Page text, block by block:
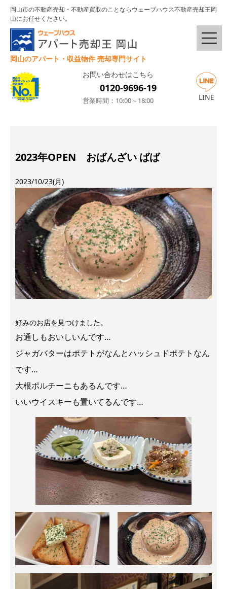
岡山市の不動産売却・不動産買取のことならウェーブハウス不動産売却王岡
山にお任せください。
岡山のアパート・収益物件 売却専門サイト
お問い合わせはこちら
0120-9696-19
営業時間：10:00～18:00 LINE
2023年OPEN おばんざい ばば
2023/10/23(月)
好みのお店を見つけました。
お通しもおいしいんです…
ジャガバターはポテトがなんとハッシュドポテトなん
です…
大根ポルチーニもあるんです…
いいウイスキーも置いてるんです…